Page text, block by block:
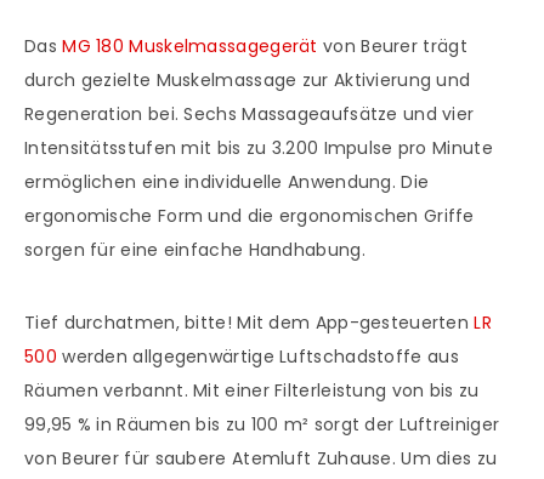
DasMG 180 Muskelmassagegerät von Beurer trägt
durch gezielte Muskelmassage zur Aktivierung und
Regeneration bei. Sechs Massageaufsätze und vier
Intensitätsstufen mit bis zu 3.200 Impulse pro Minute
ermöglichen eine individuelle Anwendung. Die
ergonomische Form und die ergonomischen Griffe
sorgen für eine einfache Handhabung.
Tief durchatmen, bitte! Mit dem App-gesteuertenLR
500 werden allgegenwärtige Luftschadstoffe aus
Räumen verbannt. Mit einer Filterleistung von bis zu
99,95 % in Räumen bis zu 100 m² sorgt der Luftreiniger
von Beurer für saubere Atemluft Zuhause. Um dies zu